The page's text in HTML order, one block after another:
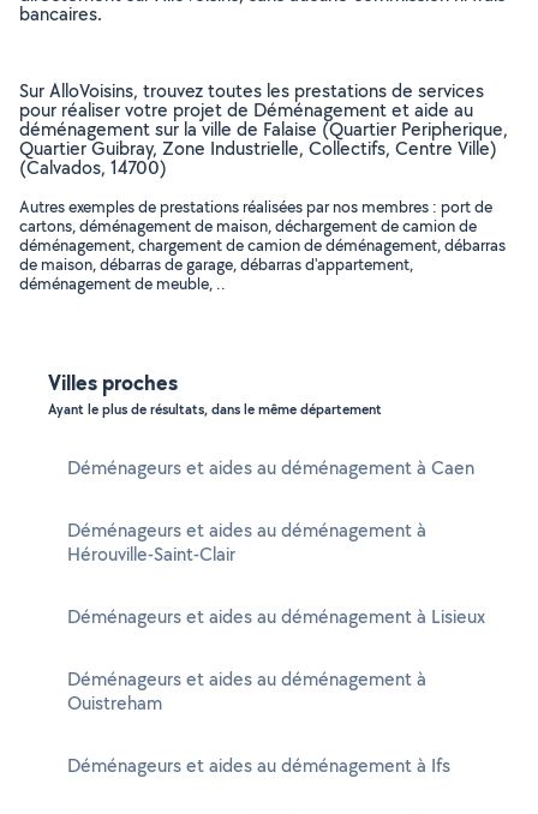
bancaires.
Sur AlloVoisins, trouvez toutes les prestations de services
pour réaliser votre projet de Déménagement et aide au
déménagement sur la ville de Falaise (Quartier Peripherique,
Quartier Guibray, Zone Industrielle, Collectifs, Centre Ville)
(Calvados, 14700)
Autres exemples de prestations réalisées par nos membres : port de
cartons, déménagement de maison, déchargement de camion de
déménagement, chargement de camion de déménagement, débarras
de maison, débarras de garage, débarras d'appartement,
déménagement de meuble, ..
Villes proches
Ayant le plus de résultats, dans le même département
Déménageurs et aides au déménagement à Caen
Déménageurs et aides au déménagement à
Hérouville-Saint-Clair
Déménageurs et aides au déménagement à Lisieux
Déménageurs et aides au déménagement à
Ouistreham
Déménageurs et aides au déménagement à Ifs